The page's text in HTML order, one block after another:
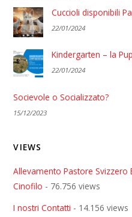
Cuccioli disponibili
22/01/2024
Kindergarten – la
22/01/2024
Socievole o Socializzato?
15/12/2023
VIEWS
Allevamento Pastore
Cinofilo - 76.756 views
I nostri Contatti - 14.156 views